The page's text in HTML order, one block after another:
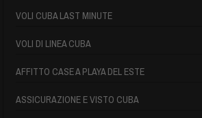
VOLI CUBA LAST MINUTE
VOLI DI LINEA CUBA
AFFITTO CASE A PLAYA DEL ESTE
ASSICURAZIONE E VISTO CUBA